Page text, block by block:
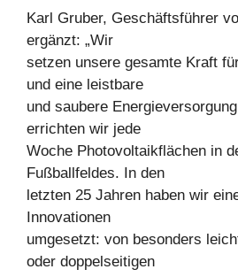
Karl Gruber, Geschäftsführer
ergänzt: „Wir
setzen unsere gesamte Kraft
und eine leistbare
und saubere
errichten wir jede
Woche Photovoltaikflächen in
Fußballfeldes. In den
letzten 25 Jahren haben wir
Innovationen
umgesetzt: von besonders
oder doppelseitigen